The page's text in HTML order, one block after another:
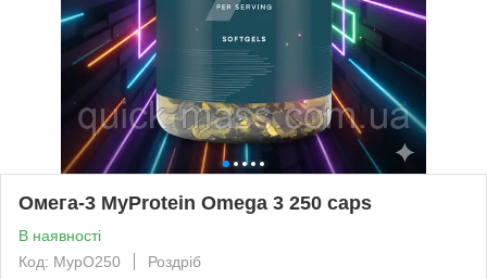
Омега-3 MyProtein Omega 3 250 caps
В наявності
Код: MypO250
Роздріб